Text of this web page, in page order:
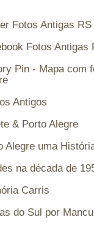
Fotos Antigas RS
Fotos Antigas
Pin - Mapa com
Antigos
& Porto Alegre
Alegre uma
na década de
Carris
do Sul por